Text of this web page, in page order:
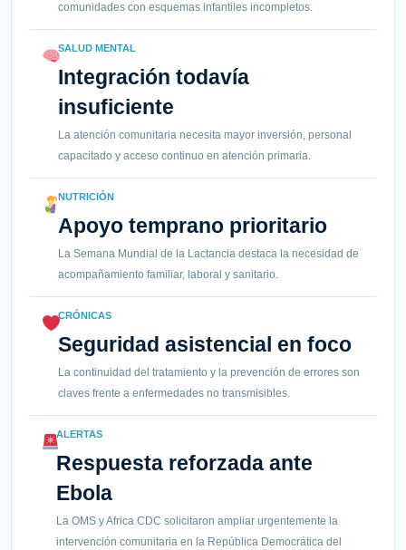
comunidades con esquemas infantiles incompletos.
SALUD MENTAL
Integración todavía
insuficiente
La atención comunitaria necesita mayor inversión, personal
capacitado y acceso continuo en atención primaria.
NUTRICIÓN
Apoyo temprano prioritario
La Semana Mundial de la Lactancia destaca la necesidad de
acompañamiento familiar, laboral y sanitario.
CRÓNICAS
Seguridad asistencial en foco
La continuidad del tratamiento y la prevención de errores son
claves frente a enfermedades no transmisibles.
ALERTAS
Respuesta reforzada ante
Ebola
La OMS y Africa CDC solicitaron ampliar urgentemente la
intervención comunitaria en la República Democrática del